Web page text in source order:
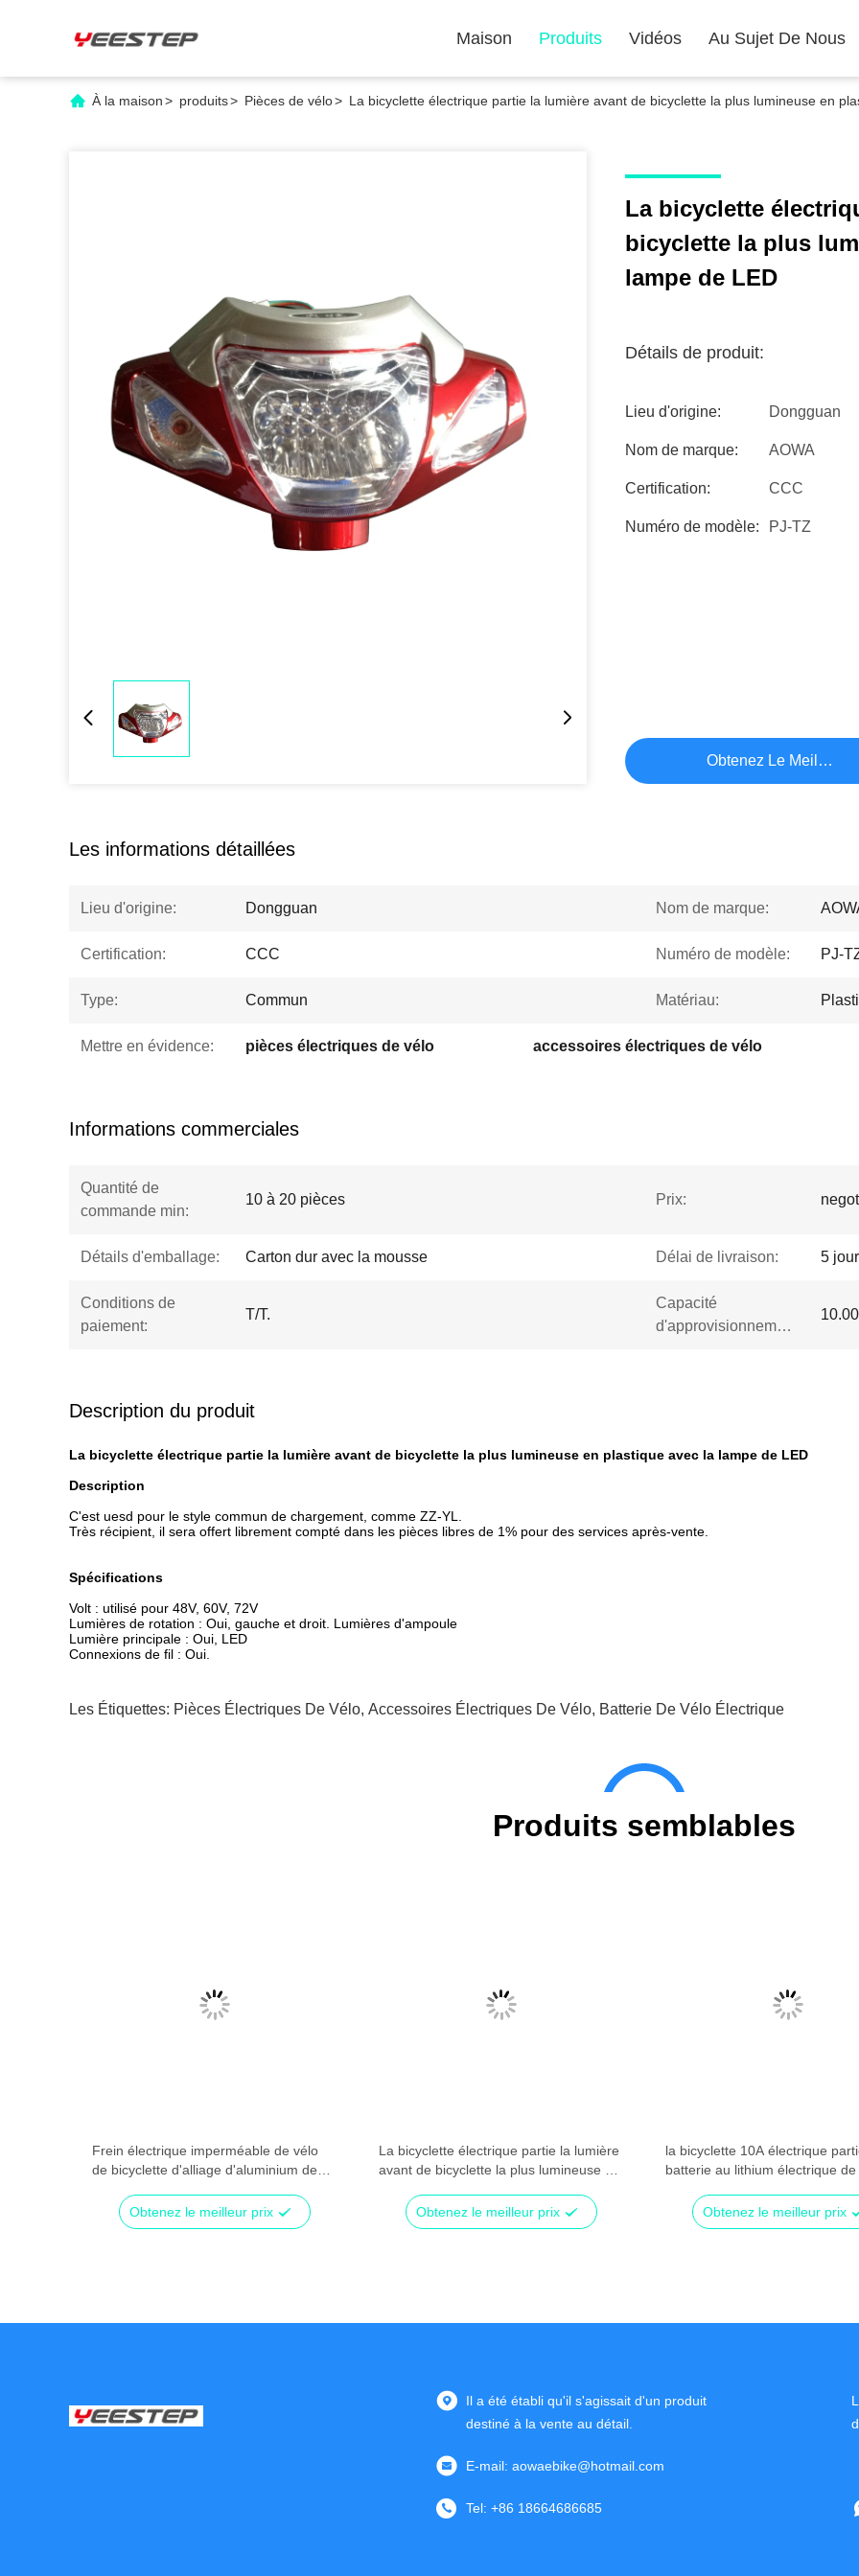
Maison Produits Vidéos Au Sujet De Nous
À la maison> produits> Pièces de vélo> La bicyclette électrique partie la lumière avant de bicyclette la plus lumineuse en
La bicyclette
bicyclette la plus
lampe de LED
Détails de produit:
Lieu d'origine: Dongguan
Nom de marque: AOWA
Certification: CCC
Numéro de modèle: PJ-TZ
Obtenez Le Meilleur
Les informations détaillées
Lieu d'origine: Dongguan Nom de marque:
Certification: CCC Numéro de modèle: PJ-
Type: Commun Matériau:
Mettre en évidence: pièces électriques de vélo accessoires électriques de vélo
Informations commerciales
Quantité de
commande min:
10 à 20 pièces Prix:
Détails d'emballage: Carton dur avec la mousse Délai de livraison: 5
Conditions de
paiement:
T/T.
Capacité
d'approvisionnement:
Description du produit
La bicyclette électrique partie la lumière avant de bicyclette la plus lumineuse en plastique avec la lampe de LED
Description
C'est uesd pour le style commun de chargement, comme ZZ-YL.
Très récipient, il sera offert librement compté dans les pièces libres de 1% pour des services après-vente.
Spécifications
Volt : utilisé pour 48V, 60V, 72V
Lumières de rotation : Oui, gauche et droit. Lumières d'ampoule
Lumière principale : Oui, LED
Connexions de fil : Oui.
Les Étiquettes: Pièces Électriques De Vélo, Accessoires Électriques De Vélo, Batterie De Vélo Électrique
Produits semblables
Frein électrique imperméable de vélo
de bicyclette d'alliage d'aluminium de
Obtenez le meilleur prix
La bicyclette électrique partie la lumière
avant de bicyclette la plus lumineuse en
Obtenez le meilleur prix
la bicyclette 10A électrique
batterie au lithium électrique de
Obtenez le meilleur prix
Il a été établi qu'il s'agissait d'un produit
destiné à la vente au détail.
E-mail: aowaebike@hotmail.com
Tel: +86 18664686685